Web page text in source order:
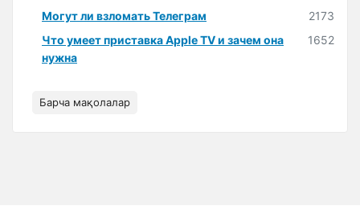
Могут ли взломать Телеграм
2173
Что умеет приставка Apple TV и зачем она
нужна
1652
Барча мақолалар